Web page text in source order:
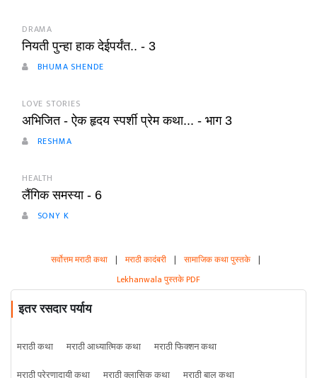
DRAMA
नियती पुन्हा हाक देईपर्यंत.. - 3
BHUMA SHENDE
LOVE STORIES
अभिजित - ऐक हृदय स्पर्शी प्रेम कथा... - भाग 3
RESHMA
HEALTH
लैंगिक समस्या - 6
SONY K
सर्वोत्तम मराठी कथा | मराठी कादंबरी | सामाजिक कथा पुस्तके |
Lekhanwala पुस्तके PDF
इतर रसदार पर्याय
मराठी कथा मराठी आध्यात्मिक कथा
मराठी फिक्शन कथा